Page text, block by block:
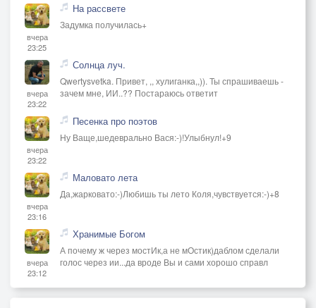
вчера
23:25
На рассвете
Задумка получилась+
вчера
23:22
Солнца луч.
Qwertysvetka. Привет, ,, хулиганка,,)). Ты спрашиваешь -
зачем мне, ИИ..?? Постараюсь ответит
вчера
23:22
Песенка про поэтов
Ну Ваще,шедеврально Вася:-)!Улыбнул!+9
вчера
23:16
Маловато лета
Да,жарковато:-)Любишь ты лето Коля,чувствуется:-)+8
вчера
23:12
Хранимые Богом
А почему ж через мостИк,а не мОстик)даблом сделали
голос через ии...да вроде Вы и сами хорошо справл